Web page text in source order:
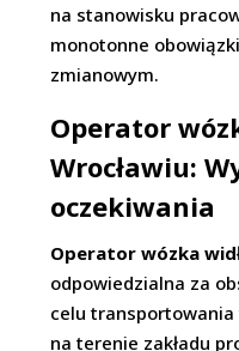
na stanowisku
monotonne
zmianowym.
Operator
Wrocławiu:
oczekiwania
Operator wózka
odpowiedzialna za
celu
na terenie zakładu